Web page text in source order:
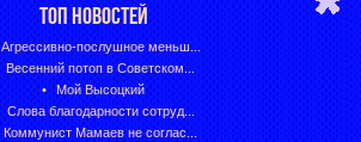
ТОП НОВОСТЕЙ
Агрессивно-послушное меньш...
Весенний потоп в Советском...
Мой Высоцкий
Слова благодарности сотруд...
Коммунист Мамаев не соглас...